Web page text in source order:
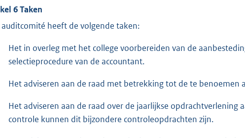
6Taken
auditcomité heeft de volgende taken:
Het in overleg met het college voorbereiden van de
selectieprocedure van de accountant.
Het adviseren aan de raad met betrekking tot de te benoemen
Het adviseren aan de raad over de jaarlijkse opdrachtverlening
controle kunnen dit bijzondere controleopdrachten zijn.